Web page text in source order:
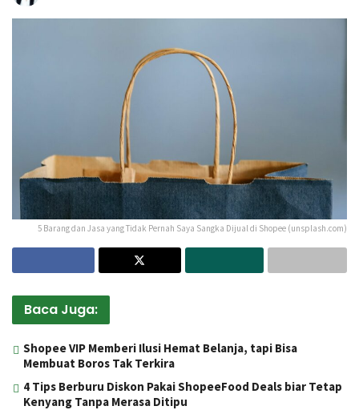
5 Barang dan Jasa yang Tidak Pernah Saya Sangka Dijual di Shopee (unsplash.com)
Baca Juga:
Shopee VIP Memberi Ilusi Hemat Belanja, tapi Bisa
Membuat Boros Tak Terkira
4 Tips Berburu Diskon Pakai ShopeeFood Deals biar Tetap
Kenyang Tanpa Merasa Ditipu